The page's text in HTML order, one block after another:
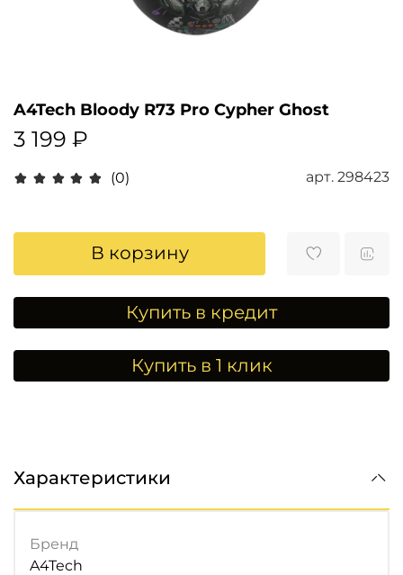
(0) арт. 298423
A4Tech Bloody R73 Pro Cypher Ghost
3 199 ₽
В корзину
Купить в кредит
Купить в 1 клик
Характеристики
Бренд
A4Tech